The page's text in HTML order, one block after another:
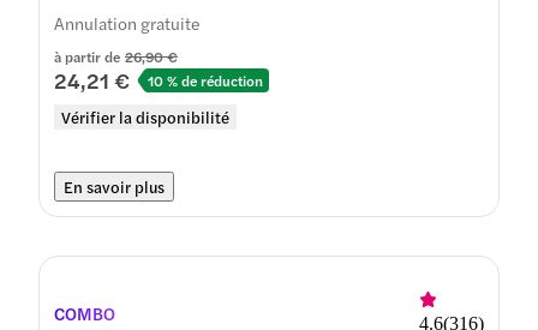
à partir de 26,90 €
24,21 € 10 % de réduction
Vérifier la disponibilité
Annulation gratuite
En savoir plus
COMBO 4.6(316)